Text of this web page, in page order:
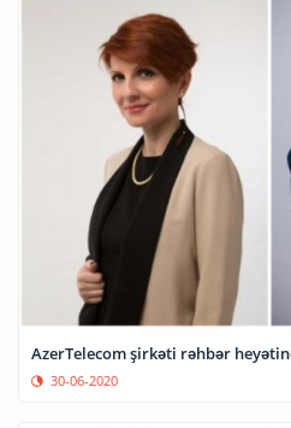
AzerTelecom şirkəti rəhbər
30-06-2020